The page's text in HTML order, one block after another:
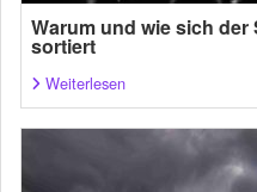
Warum und wie sich der
sortiert
Weiterlesen